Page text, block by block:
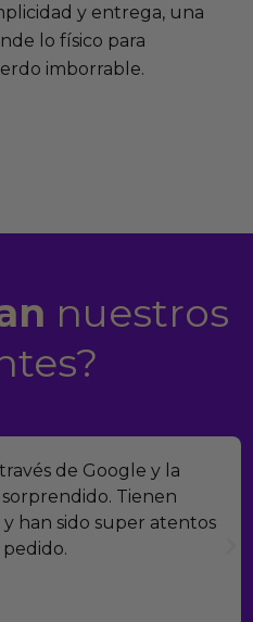
y entrega, una
lo físico para
imborrable.
nuestros
de Google y la
Tienen
han sido super atentos